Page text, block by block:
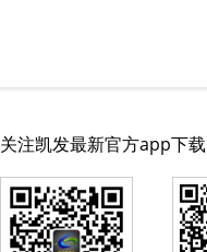
关注凯发最新官方app下载